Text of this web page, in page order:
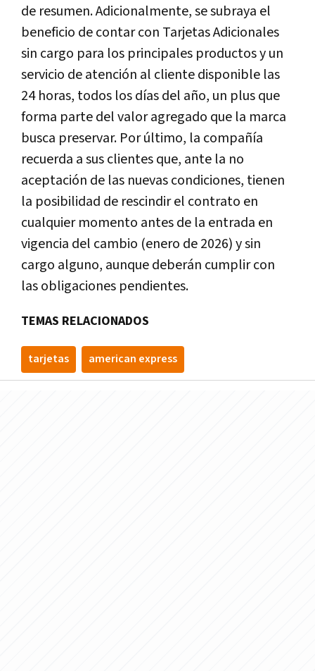
de resumen. Adicionalmente, se subraya el
beneficio de contar con Tarjetas Adicionales
sin cargo para los principales productos y un
servicio de atención al cliente disponible las
24 horas, todos los días del año, un plus que
forma parte del valor agregado que la marca
busca preservar. Por último, la compañía
recuerda a sus clientes que, ante la no
aceptación de las nuevas condiciones, tienen
la posibilidad de rescindir el contrato en
cualquier momento antes de la entrada en
vigencia del cambio (enero de 2026) y sin
cargo alguno, aunque deberán cumplir con
las obligaciones pendientes.
TEMAS RELACIONADOS
tarjetas american express